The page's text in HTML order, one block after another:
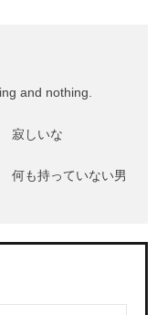
and nothing.
寂しいな
も持っていない男